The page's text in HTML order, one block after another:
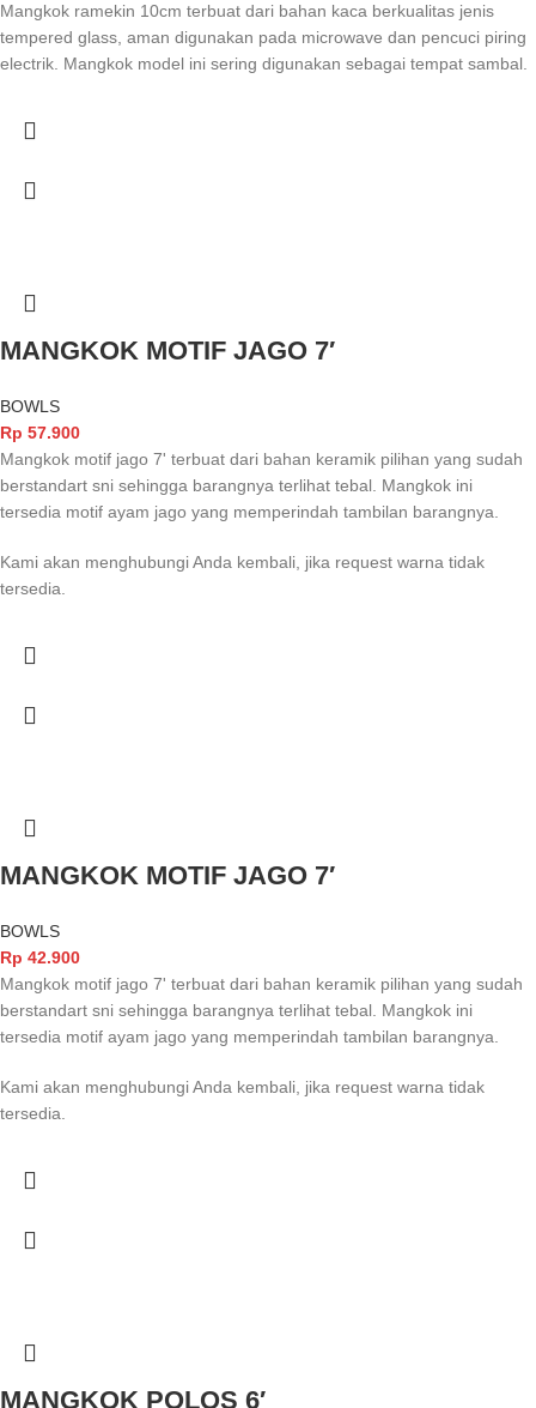
Mangkok ramekin 10cm terbuat dari bahan kaca berkualitas jenis
tempered glass, aman digunakan pada microwave dan pencuci piring
electrik. Mangkok model ini sering digunakan sebagai tempat sambal.
MANGKOK MOTIF JAGO 7′
BOWLS
Rp 57.900
Mangkok motif jago 7' terbuat dari bahan keramik pilihan yang sudah
berstandart sni sehingga barangnya terlihat tebal. Mangkok ini
tersedia motif ayam jago yang memperindah tambilan barangnya.
Kami akan menghubungi Anda kembali, jika request warna tidak
tersedia.
MANGKOK MOTIF JAGO 7′
BOWLS
Rp 42.900
Mangkok motif jago 7' terbuat dari bahan keramik pilihan yang sudah
berstandart sni sehingga barangnya terlihat tebal. Mangkok ini
tersedia motif ayam jago yang memperindah tambilan barangnya.
Kami akan menghubungi Anda kembali, jika request warna tidak
tersedia.
MANGKOK POLOS 6′